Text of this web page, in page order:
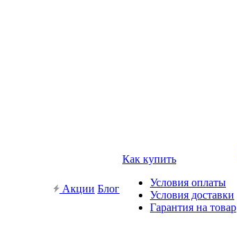
Акции Блог
Как купить
Условия оплаты
Условия доставки
Гарантия на товар